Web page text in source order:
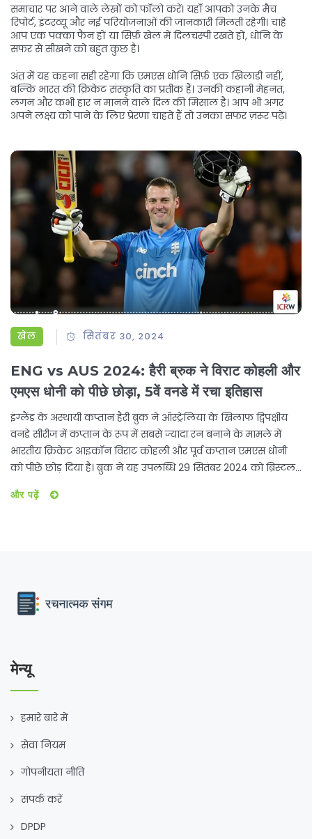
समाचार पर आने वाले लेखों को फॉलो करें। यहाँ आपको उनके मैच
रिपोर्ट, इंटरव्यू और नई परियोजनाओं की जानकारी मिलती रहेगी। चाहे
आप एक पक्का फैन हों या सिर्फ़ खेल में दिलचस्पी रखते हों, धोनि के
सफर से सीखने को बहुत कुछ है।
अंत में यह कहना सही रहेगा कि एमएस धोनि सिर्फ़ एक खिलाड़ी नहीं,
बल्कि भारत की क्रिकेट संस्कृति का प्रतीक हैं। उनकी कहानी मेहनत,
लगन और कभी हार न मानने वाले दिल की मिसाल है। आप भी अगर
अपने लक्ष्य को पाने के लिए प्रेरणा चाहते हैं तो उनका सफर ज़रूर पढ़ें।
खेल सितंबर 30, 2024
ENG vs AUS 2024: हैरी ब्रुक ने विराट कोहली और
एमएस धोनी को पीछे छोड़ा, 5वें वनडे में रचा इतिहास
इंग्लैंड के अस्थायी कप्तान हैरी ब्रुक ने ऑस्ट्रेलिया के खिलाफ द्विपक्षीय
वनडे सीरीज में कप्तान के रूप में सबसे ज्यादा रन बनाने के मामले में
भारतीय क्रिकेट आइकॉन विराट कोहली और पूर्व कप्तान एमएस धोनी
को पीछे छोड़ दिया है। ब्रुक ने यह उपलब्धि 29 सितंबर 2024 को ब्रिस्टल
और पढ़ें
मेन्यू
हमारे बारे में
सेवा नियम
गोपनीयता नीति
संपर्क करें
DPDP